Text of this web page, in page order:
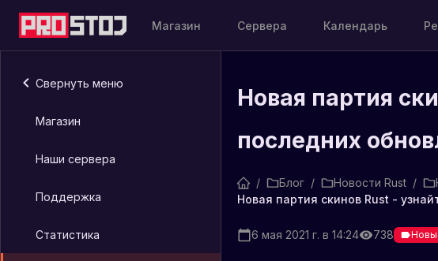
Магазин Сервера Календарь
Свернуть меню
Магазин
Наши сервера
Поддержка
Статистика
Новая партия
последних
/ Блог / Новости Rust /
6 мая 2021 г. в 14:24 738